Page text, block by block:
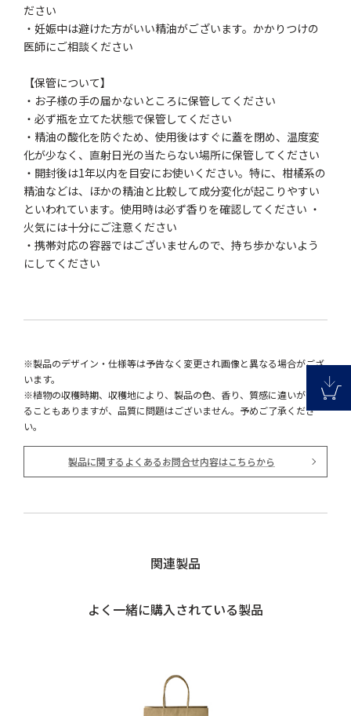
ださい
・妊娠中は避けた方がいい精油がございます。かかりつけの
医師にご相談ください
【保管について】
・お子様の手の届かないところに保管してください
・必ず瓶を立てた状態で保管してください
・精油の酸化を防ぐため、使用後はすぐに蓋を閉め、温度変
化が少なく、直射日光の当たらない場所に保管してください
・開封後は1年以内を目安にお使いください。特に、柑橘系の
精油などは、ほかの精油と比較して成分変化が起こりやすい
といわれています。使用時は必ず香りを確認してください ・
火気には十分にご注意ください
・携帯対応の容器ではございませんので、持ち歩かないよう
にしてください
※製品のデザイン・仕様等は予告なく変更され画像と異なる場合がござ
います。
※植物の収穫時期、収穫地により、製品の色、香り、質感に違いが生じ
ることもありますが、品質に問題はございません。予めご了承くださ
い。
製品に関するよくあるお問合せ内容はこちらから
関連製品
よく一緒に購入されている製品